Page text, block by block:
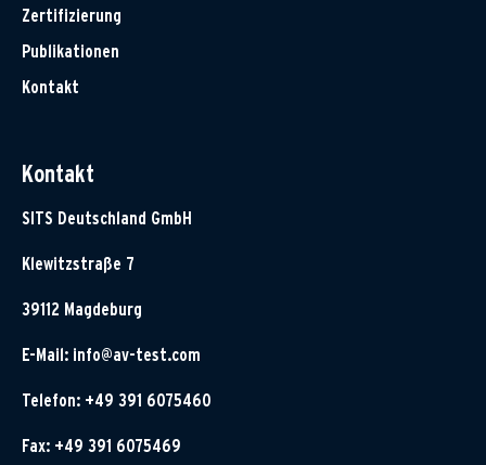
Zertifizierung
Publikationen
Kontakt
Kontakt
SITS Deutschland GmbH
Klewitzstraße 7
39112 Magdeburg
E-Mail: info@av-test.com
Telefon: +49 391 6075460
Fax: +49 391 6075469